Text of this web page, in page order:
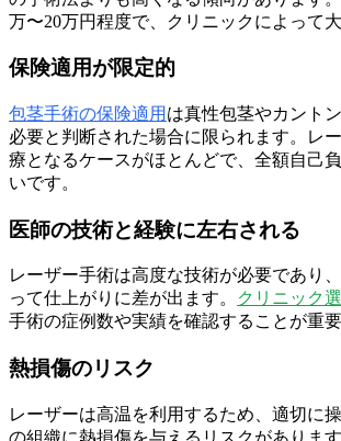
万〜20万円程度で、クリニックによって
保険適用が限定的
包茎手術の保険適用 は真性包茎やカント
必要と判断された場合に限られます。レ
療となるケースがほとんどで、全額自己
いです。
医師の技術と経験に左右される
レーザー手術は高度な技術が必要であり
って仕上がりに差が出ます。
クリニック
手術の症例数や実績を確認することが重要
熱損傷のリスク
レーザーは高温を利用するため、適切に
の組織に熱損傷を与えるリスクがありま